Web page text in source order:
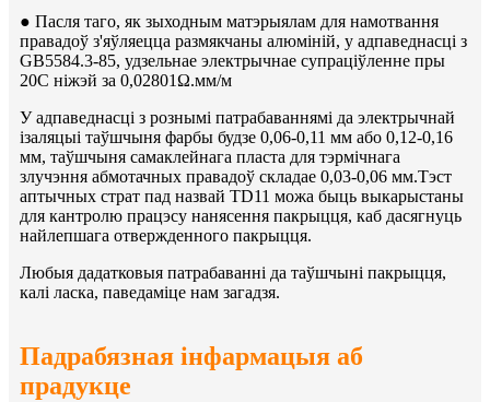
● Пасля таго, як зыходным матэрыялам для намотвання
правадоў з'яўляецца размякчаны алюміній, у адпаведнасці з
GB5584.3-85, удзельнае электрычнае супраціўленне пры
20C ніжэй за 0,02801Ω.мм/м
У адпаведнасці з рознымі патрабаваннямі да электрычнай
ізаляцыі таўшчыня фарбы будзе 0,06-0,11 мм або 0,12-0,16
мм, таўшчыня самаклейнага пласта для тэрмічнага
злучэння абмотачных правадоў складае 0,03-0,06 мм.Тэст
аптычных страт пад назвай TD11 можа быць выкарыстаны
для кантролю працэсу нанясення пакрыцця, каб дасягнуць
найлепшага отвержденного пакрыцця.
Любыя дадатковыя патрабаванні да таўшчыні пакрыцця,
калі ласка, паведаміце нам загадзя.
Падрабязная інфармацыя аб
прадукце